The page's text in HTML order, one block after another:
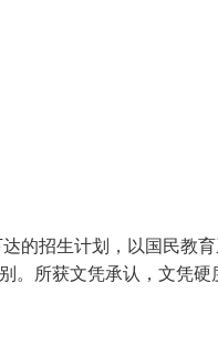
的招生计划，以国民教
。所获文凭承认，文凭